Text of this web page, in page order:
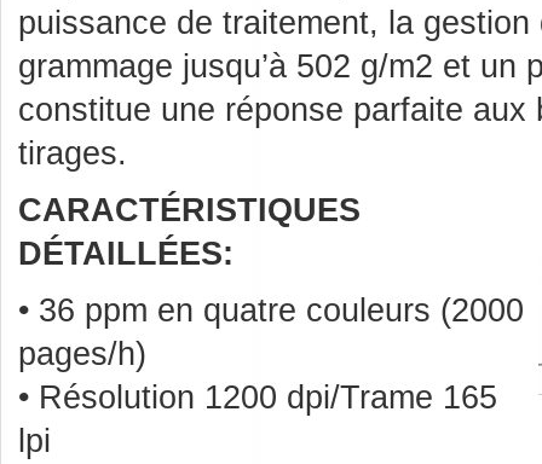
puissance de traitement, la
grammage jusqu’à 502 g/m2 et un
constitue une réponse parfaite aux
tirages.
CARACTÉRISTIQUES
DÉTAILLÉES:
• 36 ppm en quatre couleurs (2000
pages/h)
• Résolution 1200 dpi/Trame 165
lpi